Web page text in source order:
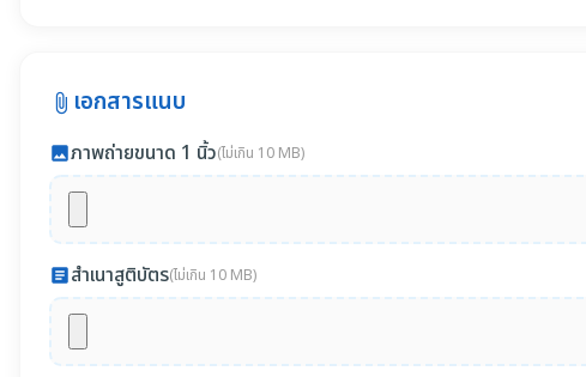
attach_file เอกสารแนบ
photoภาพถ่ายขนาด 1 นิ้ว(ไม่เกิน 10 MB)
articleสำเนาสูติบัตร(ไม่เกิน 10 MB)